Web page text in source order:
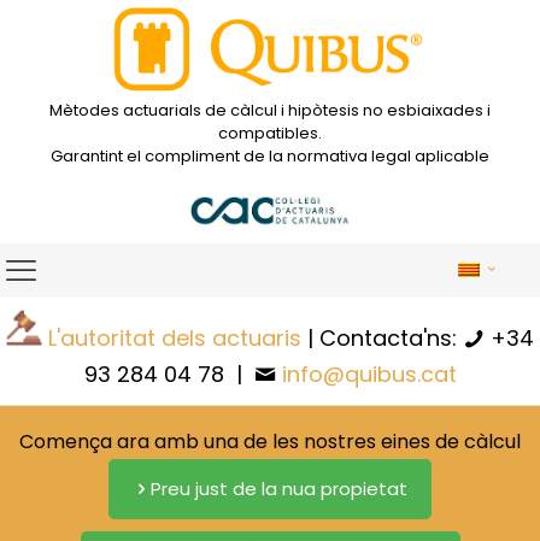
Mètodes actuarials de càlcul i hipòtesis no esbiaixades i
compatibles.
Garantint el compliment de la normativa legal aplicable
L'autoritat dels actuaris | Contacta'ns:
+34
93 284 04 78 | info@quibus.cat
Comença ara amb una de les nostres eines de càlcul
Preu just de la nua propietat